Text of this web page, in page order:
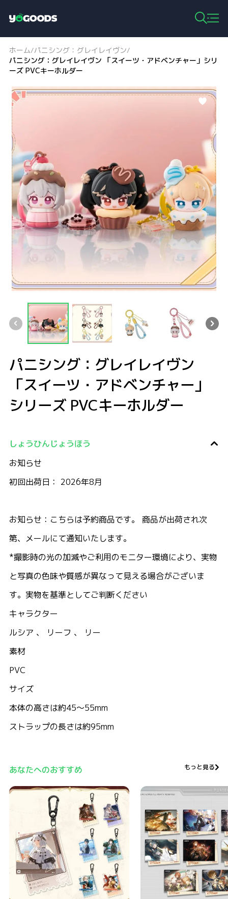
o
g
o
o
d
ホーム/パニシング：グレイレイヴン/
パニシング：グレイレイヴン 「スイーツ・アドベンチャー」シリ
ーズ PVCキーホルダー
パニシング：グレイレイヴン
「スイーツ・アドベンチャー」
シリーズ PVCキーホルダー
しょうひんじょうほう
お知らせ
初回出荷日： 2026年8月
お知らせ：こちらは予約商品です。 商品が出荷され次
第、メールにて通知いたします。
*撮影時の光の加減やご利用のモニター環境により、実物
と写真の色味や質感が異なって見える場合がございま
す。実物を基準としてご判断ください
キャラクター
ルシア 、 リーフ 、 リー
素材
PVC
サイズ
本体の高さは約45～55mm
ストラップの長さは約95mm
あなたへのおすすめ もっと見る